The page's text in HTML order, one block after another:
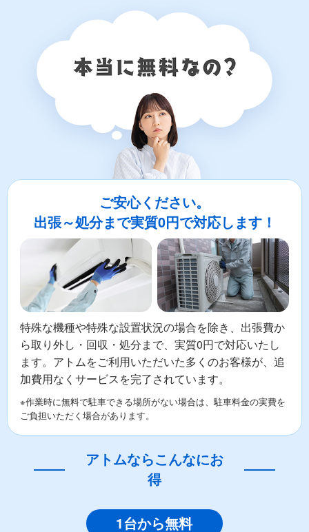
ご安心ください。
出張～処分まで実質0円で対応します！
特殊な機種や特殊な設置状況の場合を除き、出張費か
ら取り外し・回収・処分まで、実質0円で対応いたし
ます。アトムをご利用いただいた多くのお客様が、追
加費用なくサービスを完了されています。
※作業時に無料で駐車できる場所がない場合は、駐車料金の実費を
ご負担いただく場合があります。
アトムならこんなにお
得
1台から無料